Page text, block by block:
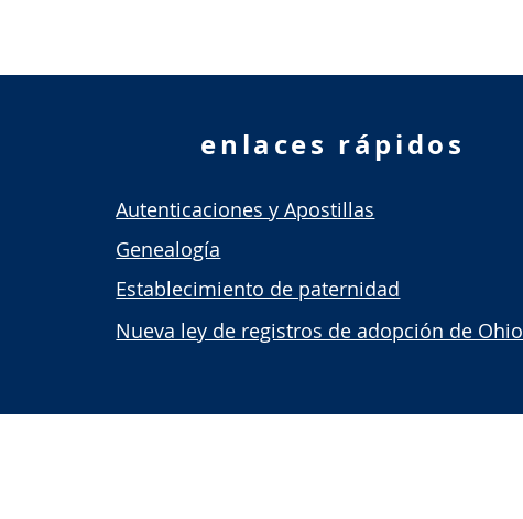
enlaces rápidos
Autenticaciones y Apostillas
Genealogía
Establecimiento de paternidad
Nueva ley de registros de adopción de Ohio